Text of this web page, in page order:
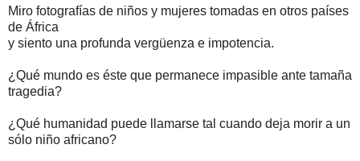
Miro fotografías de niños y mujeres tomadas en otros países
de África
y siento una profunda vergüenza e impotencia.
¿Qué mundo es éste que permanece impasible ante tamaña
tragedia?
¿Qué humanidad puede llamarse tal cuando deja morir a un
sólo niño africano?